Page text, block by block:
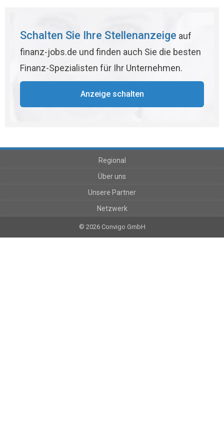
Schalten Sie Ihre Stellenanzeige auf
finanz-jobs.de und finden auch Sie die besten
Finanz-Spezialisten für Ihr Unternehmen.
Anzeige schalten
Regional
Über uns
Unsere Partner
Netzwerk
© 2026 Convigo GmbH